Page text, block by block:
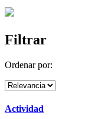
Filtrar
Ordenar por:
Actividad